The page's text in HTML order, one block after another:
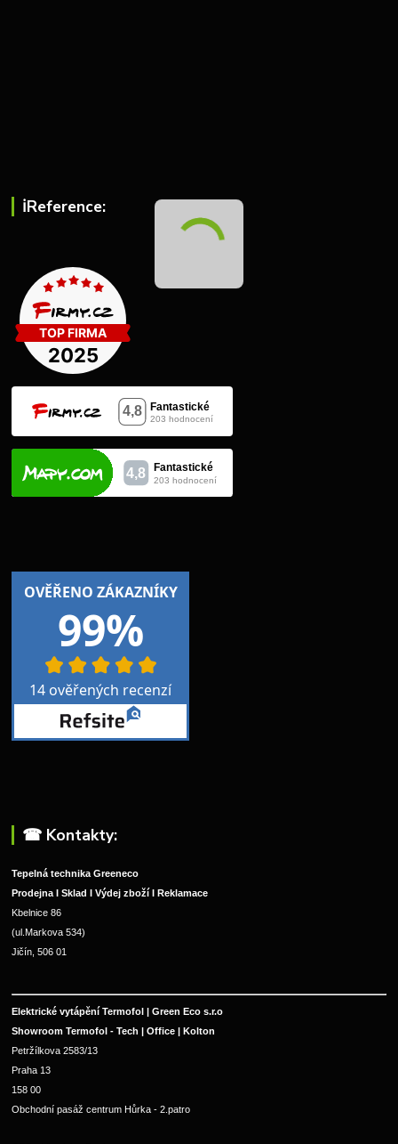
ℹ︎Reference:
☎︎ Kontakty:
Tepelná technika Greeneco
Prodejna I Sklad I Výdej zboží I Reklamace
Kbelnice 86
(ul.Markova 534)
Jičín, 506 01
Elektrické vytápění Termofol | Green Eco s.r.o
Showroom Termofol - Tech | Office | Kolton
Petržílkova 2583/13
Praha 13
158 00
Obchodní pasáž centrum Hůrka - 2.patro